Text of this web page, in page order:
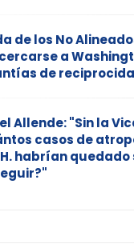
de los No
a
de
Allende: "Sin la
casos de
habrían quedado